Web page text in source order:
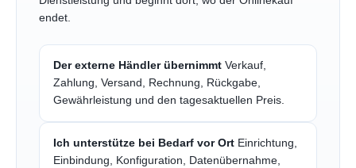
endet.
Der externe Händler übernimmt Verkauf,
Zahlung, Versand, Rechnung, Rückgabe,
Gewährleistung und den tagesaktuellen Preis.
Ich unterstütze bei Bedarf vor Ort Einrichtung,
Einbindung, Konfiguration, Datenübernahme,